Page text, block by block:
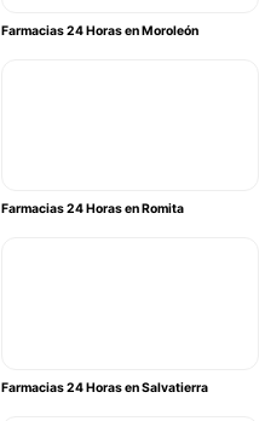
Farmacias 24 Horas en Moroleón
Farmacias 24 Horas en Romita
Farmacias 24 Horas en Salvatierra